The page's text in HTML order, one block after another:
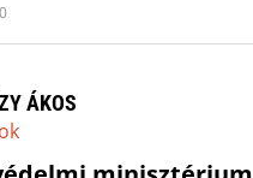
0
ÁKOS